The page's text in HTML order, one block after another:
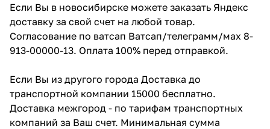
Если Вы в новосибирске можете заказать Яндекс
доставку за свой счет на любой товар.
Согласование по ватсап Ватсап/телеграмм/мах 8-
913-00000-13. Оплата 100% перед отправкой.
Если Вы из другого города Доставка до
транспортной компании 15000 бесплатно.
Доставка межгород - по тарифам транспортных
компаний за Ваш счет. Минимальная сумма